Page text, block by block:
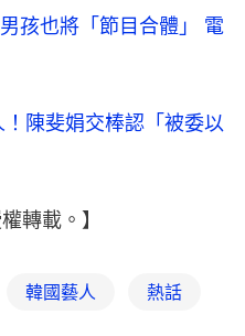
孩也將「節目合體」 電
陳斐娟交棒認「被委以
轉載。】
韓國藝人 熱話